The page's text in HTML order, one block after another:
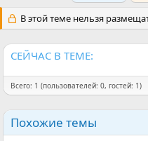
и
и
В этой теме нельзя
СЕЙЧАС В ТЕМЕ:
Всего: 1 (пользователей: 0, гостей: 1)
Похожие темы